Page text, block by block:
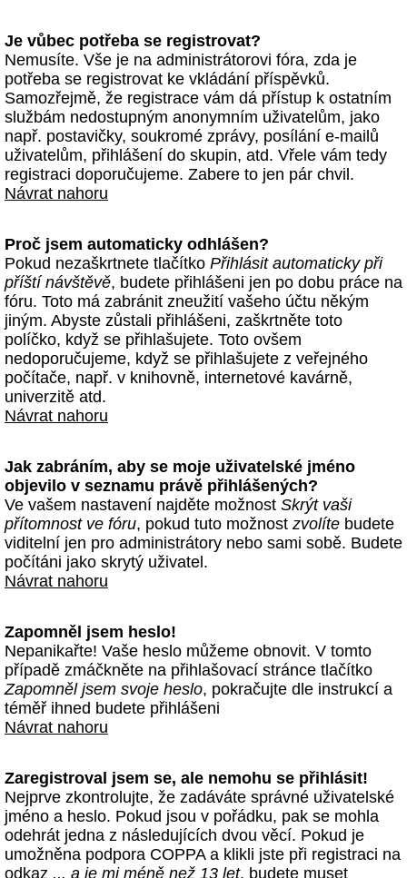
Je vůbec potřeba se registrovat?
Nemusíte. Vše je na administrátorovi fóra, zda je
potřeba se registrovat ke vkládání příspěvků.
Samozřejmě, že registrace vám dá přístup k ostatním
službám nedostupným anonymním uživatelům, jako
např. postavičky, soukromé zprávy, posílání e-mailů
uživatelům, přihlášení do skupin, atd. Vřele vám tedy
registraci doporučujeme. Zabere to jen pár chvil.
Návrat nahoru
Proč jsem automaticky odhlášen?
Pokud nezaškrtnete tlačítko Přihlásit automaticky při
příští návštěvě, budete přihlášeni jen po dobu práce na
fóru. Toto má zabránit zneužití vašeho účtu někým
jiným. Abyste zůstali přihlášeni, zaškrtněte toto
políčko, když se přihlašujete. Toto ovšem
nedoporučujeme, když se přihlašujete z veřejného
počítače, např. v knihovně, internetové kavárně,
univerzitě atd.
Návrat nahoru
Jak zabráním, aby se moje uživatelské jméno
objevilo v seznamu právě přihlášených?
Ve vašem nastavení najděte možnost Skrýt vaši
přítomnost ve fóru, pokud tuto možnost zvolíte budete
viditelní jen pro administrátory nebo sami sobě. Budete
počítáni jako skrytý uživatel.
Návrat nahoru
Zapomněl jsem heslo!
Nepanikařte! Vaše heslo můžeme obnovit. V tomto
případě zmáčkněte na přihlašovací stránce tlačítko
Zapomněl jsem svoje heslo, pokračujte dle instrukcí a
téměř ihned budete přihlášeni
Návrat nahoru
Zaregistroval jsem se, ale nemohu se přihlásit!
Nejprve zkontrolujte, že zadáváte správné uživatelské
jméno a heslo. Pokud jsou v pořádku, pak se mohla
odehrát jedna z následujících dvou věcí. Pokud je
umožněna podpora COPPA a klikli jste při registraci na
odkaz ... a je mi méně než 13 let, budete muset